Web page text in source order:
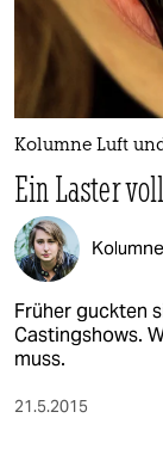
Kolumne Luft
Ein Laster
Kolumne
Früher guckten
Castingshows.
muss.
21.5.2015